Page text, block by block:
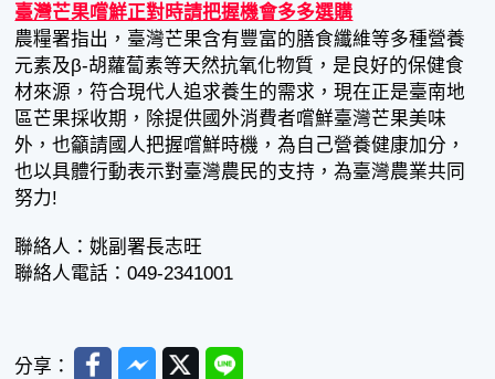
臺灣芒果嚐鮮正對時請把握機會多多選購
農糧署指出，臺灣芒果含有豐富的膳食纖維等多種營養
元素及β-胡蘿蔔素等天然抗氧化物質，是良好的保健食
材來源，符合現代人追求養生的需求，現在正是臺南地
區芒果採收期，除提供國外消費者嚐鮮臺灣芒果美味
外，也籲請國人把握嚐鮮時機，為自己營養健康加分，
也以具體行動表示對臺灣農民的支持，為臺灣農業共同
努力!
聯絡人：姚副署長志旺
聯絡人電話：049-2341001
分享： FacebookMessenger
TwitterLine